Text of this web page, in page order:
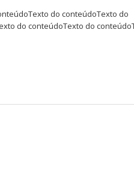
do conteúdoTexto do
do conteúdoTexto do